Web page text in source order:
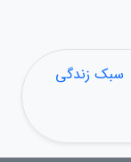
سبک زندگی